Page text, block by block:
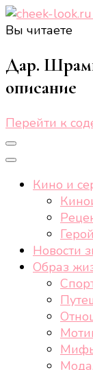
здоровом
еде.
Вы читаете
Дар.
описание
Перейти к
Кино и
Новости
Образ